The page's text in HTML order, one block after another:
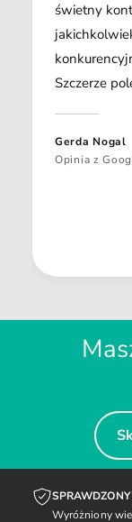
świetny
Szczerze
Gerda Nogal
Opinia z
Wyróżniony